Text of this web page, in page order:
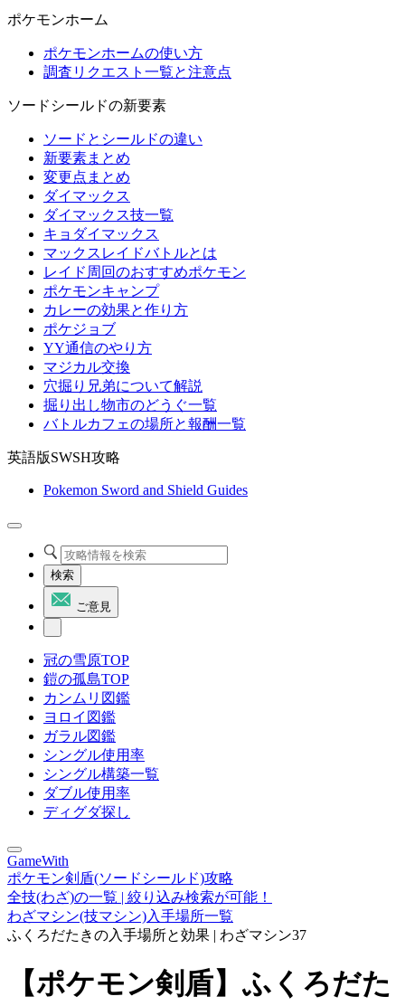
ポケモンホーム
ポケモンホームの使い方
調査リクエスト一覧と注意点
ソードシールドの新要素
ソードとシールドの違い
新要素まとめ
変更点まとめ
ダイマックス
ダイマックス技一覧
キョダイマックス
マックスレイドバトルとは
レイド周回のおすすめポケモン
ポケモンキャンプ
カレーの効果と作り方
ポケジョブ
YY通信のやり方
マジカル交換
穴掘り兄弟について解説
掘り出し物市のどうぐ一覧
バトルカフェの場所と報酬一覧
英語版SWSH攻略
Pokemon Sword and Shield Guides
検索
ご意見
冠の雪原TOP
鎧の孤島TOP
カンムリ図鑑
ヨロイ図鑑
ガラル図鑑
シングル使用率
シングル構築一覧
ダブル使用率
ディグダ探し
GameWith
ポケモン剣盾(ソードシールド)攻略
全技(わざ)の一覧 | 絞り込み検索が可能！
わざマシン(技マシン)入手場所一覧
ふくろだたきの入手場所と効果 | わざマシン37
【ポケモン剣盾】ふくろだた